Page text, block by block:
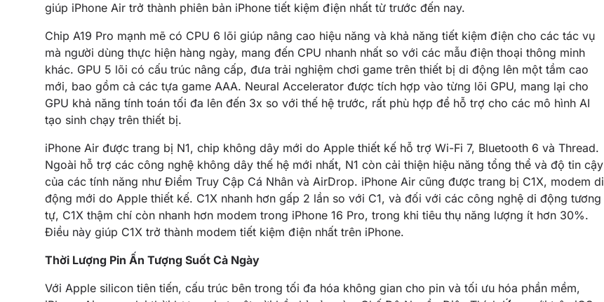
giúp iPhone Air trở thành phiên bản iPhone tiết kiệm điện nhất từ trước đến nay.
Chip A19 Pro mạnh mẽ có CPU 6 lõi giúp nâng cao hiệu năng và khả năng tiết kiệm điện cho các tác vụ
mà người dùng thực hiện hàng ngày, mang đến CPU nhanh nhất so với các mẫu điện thoại thông minh
khác. GPU 5 lõi có cấu trúc nâng cấp, đưa trải nghiệm chơi game trên thiết bị di động lên một tầm cao
mới, bao gồm cả các tựa game AAA. Neural Accelerator được tích hợp vào từng lõi GPU, mang lại cho
GPU khả năng tính toán tối đa lên đến 3x so với thế hệ trước, rất phù hợp để hỗ trợ cho các mô hình AI
tạo sinh chạy trên thiết bị.
iPhone Air được trang bị N1, chip không dây mới do Apple thiết kế hỗ trợ Wi-Fi 7, Bluetooth 6 và Thread.
Ngoài hỗ trợ các công nghệ không dây thế hệ mới nhất, N1 còn cải thiện hiệu năng tổng thể và độ tin cậy
của các tính năng như Điểm Truy Cập Cá Nhân và AirDrop. iPhone Air cũng được trang bị C1X, modem di
động mới do Apple thiết kế. C1X nhanh hơn gấp 2 lần so với C1, và đối với các công nghệ di động tương
tự, C1X thậm chí còn nhanh hơn modem trong iPhone 16 Pro, trong khi tiêu thụ năng lượng ít hơn 30%.
Điều này giúp C1X trở thành modem tiết kiệm điện nhất trên iPhone.
Thời Lượng Pin Ấn Tượng Suốt Cả Ngày
Với Apple silicon tiên tiến, cấu trúc bên trong tối đa hóa không gian cho pin và tối ưu hóa phần mềm,